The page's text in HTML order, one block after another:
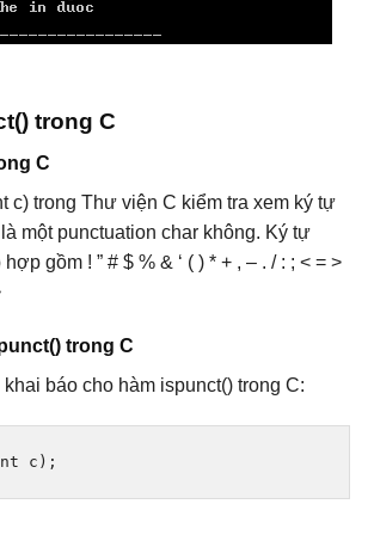
trong C
C
c) trong Thư viện C kiểm tra xem ký tự
một punctuation char không. Ký tự
gồm ! ” # $ % & ‘ ( ) * + , – . / : ; < = >
trong C
báo cho hàm ispunct() trong C:
c );